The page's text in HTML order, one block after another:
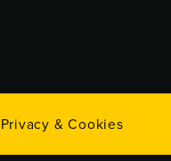
Privacy & Cookies